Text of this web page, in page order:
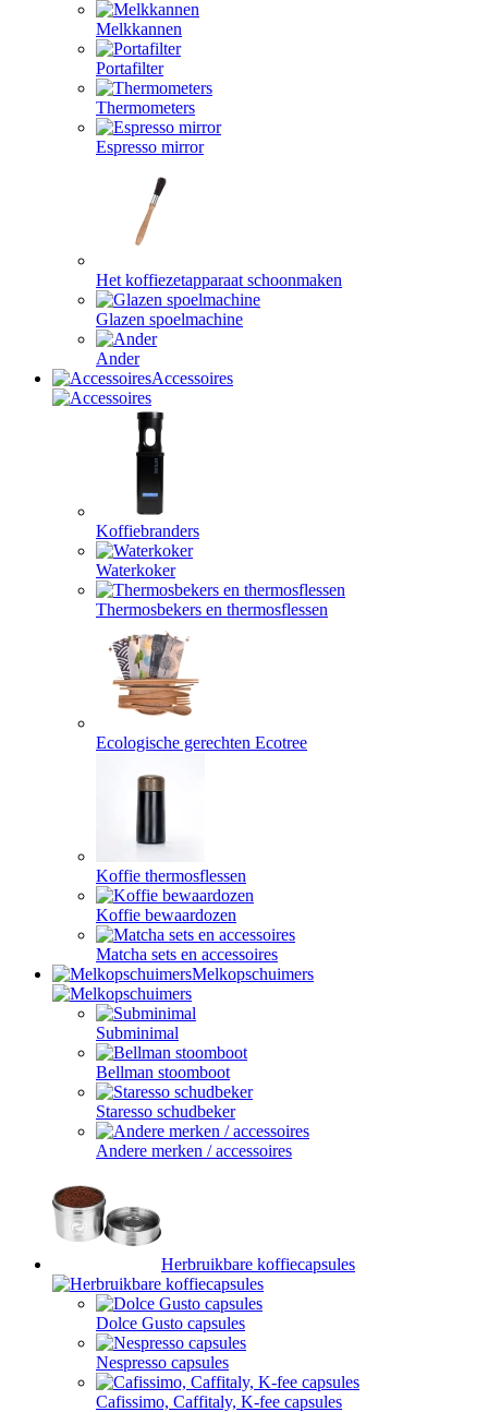
Melkkannen
Portafilter
Thermometers
Espresso mirror
Het koffiezetapparaat schoonmaken
Glazen spoelmachine
Ander
Accessoires
Koffiebranders
Waterkoker
Thermosbekers en thermosflessen
Ecologische gerechten Ecotree
Koffie thermosflessen
Koffie bewaardozen
Matcha sets en accessoires
Melkopschuimers
Subminimal
Bellman stoomboot
Staresso schudbeker
Andere merken / accessoires
Herbruikbare koffiecapsules
Dolce Gusto capsules
Nespresso capsules
Cafissimo, Caffitaly, K-fee capsules